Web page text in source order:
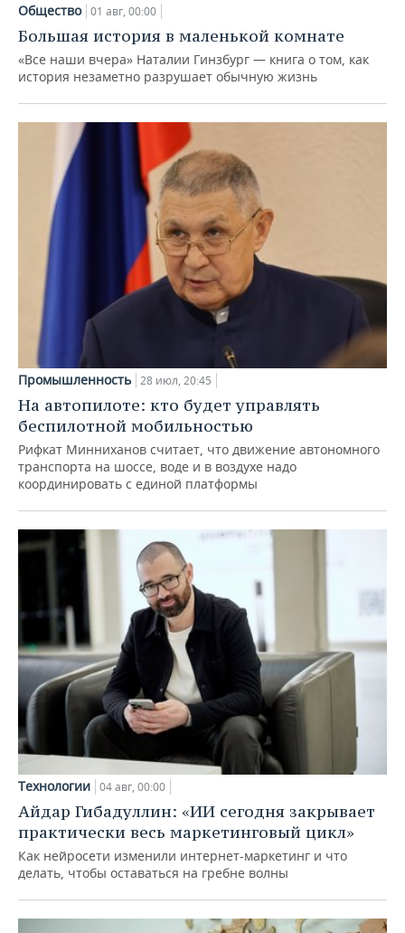
Общество 01 авг, 00:00
Большая история в маленькой комнате
«Все наши вчера» Наталии Гинзбург — книга о том, как
история незаметно разрушает обычную жизнь
Промышленность 28 июл, 20:45
На автопилоте: кто будет управлять
беспилотной мобильностью
Рифкат Минниханов считает, что движение автономного
транспорта на шоссе, воде и в воздухе надо
координировать с единой платформы
Технологии 04 авг, 00:00
Айдар Гибадуллин: «ИИ сегодня закрывает
практически весь маркетинговый цикл»
Как нейросети изменили интернет-маркетинг и что
делать, чтобы оставаться на гребне волны